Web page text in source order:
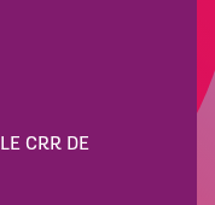
CRR DE